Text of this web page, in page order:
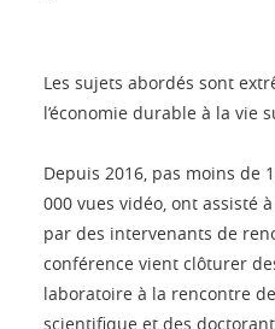
Les sujets abordés sont
l’économie durable à la vie
Depuis 2016, pas moins de
000 vues vidéo, ont assisté
par des intervenants de
conférence vient clôturer
laboratoire à la rencontre
scientifique et des